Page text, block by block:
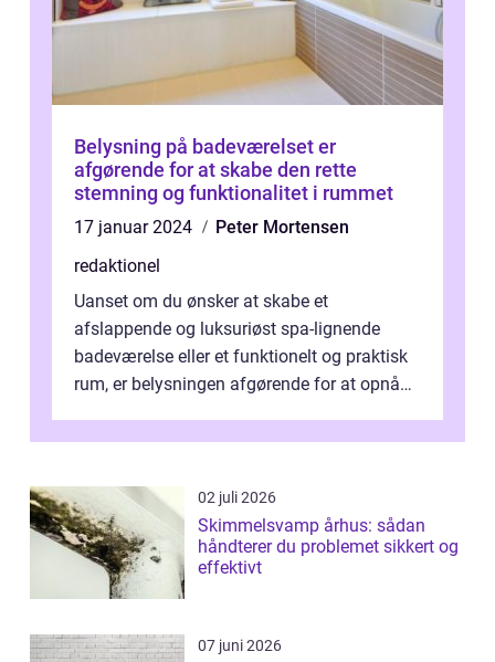
Belysning på badeværelset er
afgørende for at skabe den rette
stemning og funktionalitet i rummet
17 januar 2024
Peter Mortensen
redaktionel
Uanset om du ønsker at skabe et
afslappende og luksuriøst spa-lignende
badeværelse eller et funktionelt og praktisk
rum, er belysningen afgørende for at opnå
02 juli 2026
Skimmelsvamp århus: sådan
håndterer du problemet sikkert og
effektivt
07 juni 2026